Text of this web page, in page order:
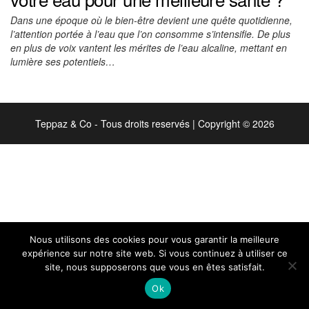
Dans une époque où le bien-être devient une quête quotidienne,
l’attention portée à l’eau que l’on consomme s’intensifie. De plus
en plus de voix vantent les mérites de l’eau alcaline, mettant en
lumière ses potentiels…
Teppaz & Co - Tous droits reservés | Copyright © 2026
Nous utilisons des cookies pour vous garantir la meilleure
expérience sur notre site web. Si vous continuez à utiliser ce
site, nous supposerons que vous en êtes satisfait.
Ok